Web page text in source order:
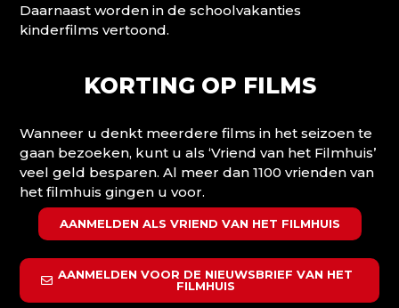
Daarnaast worden in de schoolvakanties
kinderfilms vertoond.
KORTING OP FILMS
Wanneer u denkt meerdere films in het seizoen te
gaan bezoeken, kunt u als ‘Vriend van het Filmhuis’
veel geld besparen. Al meer dan 1100 vrienden van
het filmhuis gingen u voor.
AANMELDEN ALS VRIEND VAN HET FILMHUIS
AANMELDEN VOOR DE NIEUWSBRIEF VAN HET
FILMHUIS